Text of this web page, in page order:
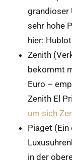
grandioser
sehr hohe
hier:
Zenith
bekommt
Euro –
Zenith El
um sich
Piaget (Ein
in der